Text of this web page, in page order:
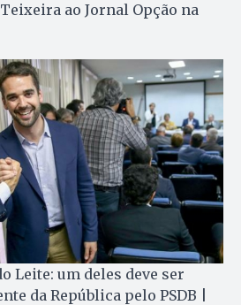
ao Jornal Opção na
Leite: um deles deve ser
da República pelo PSDB |